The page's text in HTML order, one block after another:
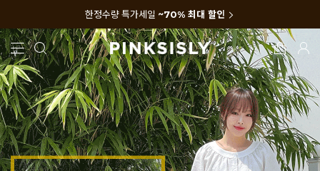
한정수량 특가세일 ~70% 최대 할인